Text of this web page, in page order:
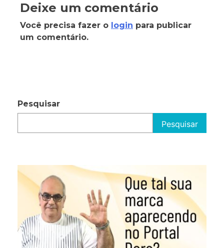
Deixe um comentário
Você precisa fazer o login para publicar
um comentário.
Pesquisar
Pesquisar